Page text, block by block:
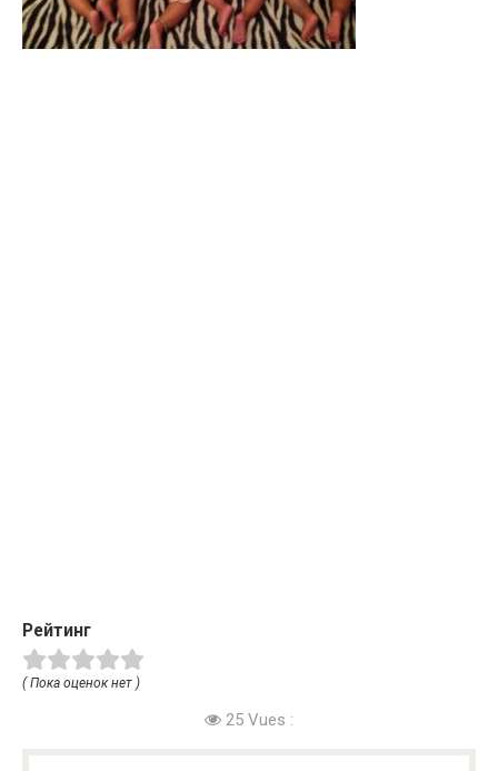
Рейтинг
( Пока оценок нет )
25 Vues :